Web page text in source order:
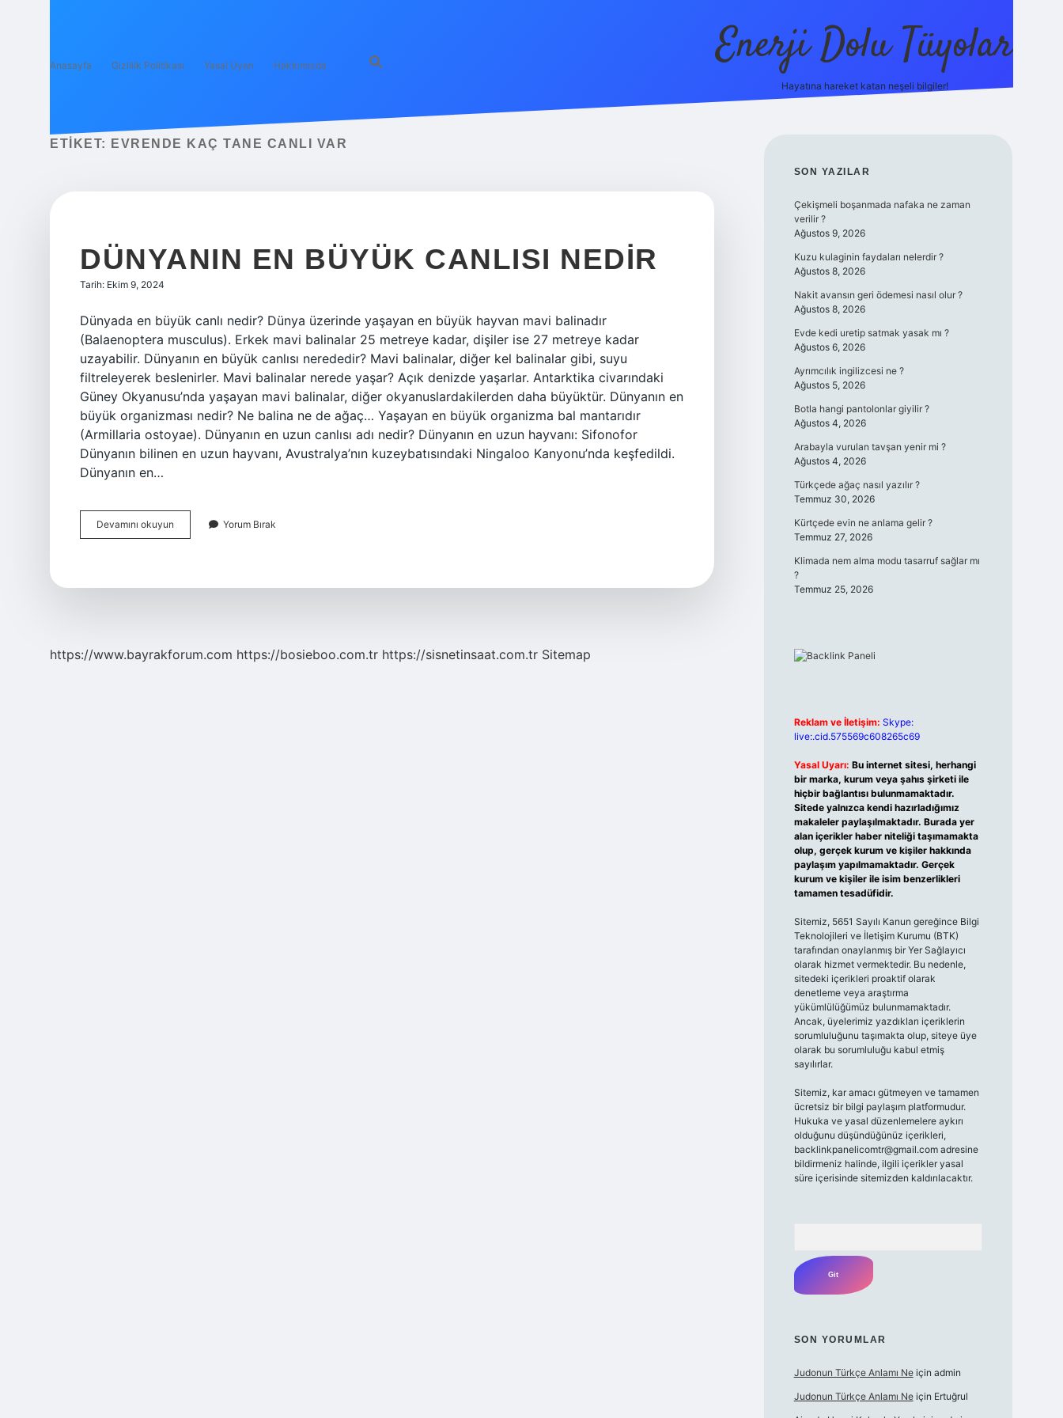
Anasayfa Gizlilik Politikası Yasal Uyarı Hakkımızda Enerji Dolu Tüyolar
Hayatına hareket katan neşeli bilgiler!
ETIKET: EVRENDE KAÇ TANE CANLI VAR
DÜNYANIN EN BÜYÜK CANLISI NEDIR
Tarih: Ekim 9, 2024
Dünyada en büyük canlı nedir? Dünya üzerinde yaşayan en büyük hayvan mavi balinadır
(Balaenoptera musculus). Erkek mavi balinalar 25 metreye kadar, dişiler ise 27 metreye kadar
uzayabilir. Dünyanın en büyük canlısı nerededir? Mavi balinalar, diğer kel balinalar gibi, suyu
filtreleyerek beslenirler. Mavi balinalar nerede yaşar? Açık denizde yaşarlar. Antarktika civarındaki
Güney Okyanusu’nda yaşayan mavi balinalar, diğer okyanuslardakilerden daha büyüktür. Dünyanın en
büyük organizması nedir? Ne balina ne de ağaç… Yaşayan en büyük organizma bal mantarıdır
(Armillaria ostoyae). Dünyanın en uzun canlısı adı nedir? Dünyanın en uzun hayvanı: Sifonofor
Dünyanın bilinen en uzun hayvanı, Avustralya’nın kuzeybatısındaki Ningaloo Kanyonu’nda keşfedildi.
Dünyanın en…
Devamını okuyun Dünyanın
En
Yorum Bırak
https://www.bayrakforum.com https://bosieboo.com.tr https://sisnetinsaat.com.tr Sitemap
SIDEBAR
SON YAZILAR
Çekişmeli boşanmada nafaka ne zaman
verilir ?
Ağustos 9, 2026
Kuzu kulaginin faydaları nelerdir ?
Ağustos 8, 2026
Nakit avansın geri ödemesi nasıl olur ?
Ağustos 8, 2026
Evde kedi uretip satmak yasak mı ?
Ağustos 6, 2026
Ayrımcılık ingilizcesi ne ?
Ağustos 5, 2026
Botla hangi pantolonlar giyilir ?
Ağustos 4, 2026
Arabayla vurulan tavşan yenir mi ?
Ağustos 4, 2026
Türkçede ağaç nasıl yazılır ?
Temmuz 30, 2026
Kürtçede evin ne anlama gelir ?
Temmuz 27, 2026
Klimada nem alma modu tasarruf sağlar mı
?
Temmuz 25, 2026
Reklam ve İletişim: Skype:
live:.cid.575569c608265c69
Yasal Uyarı: Bu internet sitesi, herhangi
bir marka, kurum veya şahıs şirketi ile
hiçbir bağlantısı bulunmamaktadır.
Sitede yalnızca kendi hazırladığımız
makaleler paylaşılmaktadır. Burada yer
alan içerikler haber niteliği taşımamakta
olup, gerçek kurum ve kişiler hakkında
paylaşım yapılmamaktadır. Gerçek
kurum ve kişiler ile isim benzerlikleri
tamamen tesadüfidir.
Sitemiz, 5651 Sayılı Kanun gereğince Bilgi
Teknolojileri ve İletişim Kurumu (BTK)
tarafından onaylanmış bir Yer Sağlayıcı
olarak hizmet vermektedir. Bu nedenle,
sitedeki içerikleri proaktif olarak
denetleme veya araştırma
yükümlülüğümüz bulunmamaktadır.
Ancak, üyelerimiz yazdıkları içeriklerin
sorumluluğunu taşımakta olup, siteye üye
olarak bu sorumluluğu kabul etmiş
sayılırlar.
Sitemiz, kar amacı gütmeyen ve tamamen
ücretsiz bir bilgi paylaşım platformudur.
Hukuka ve yasal düzenlemelere aykırı
olduğunu düşündüğünüz içerikleri,
backlinkpanelicomtr@gmail.comadresine
bildirmeniz halinde, ilgili içerikler yasal
süre içerisinde sitemizden kaldırılacaktır.
SON YORUMLAR
Judonun Türkçe Anlamı Neiçin admin
Judonun Türkçe Anlamı Neiçin Ertuğrul